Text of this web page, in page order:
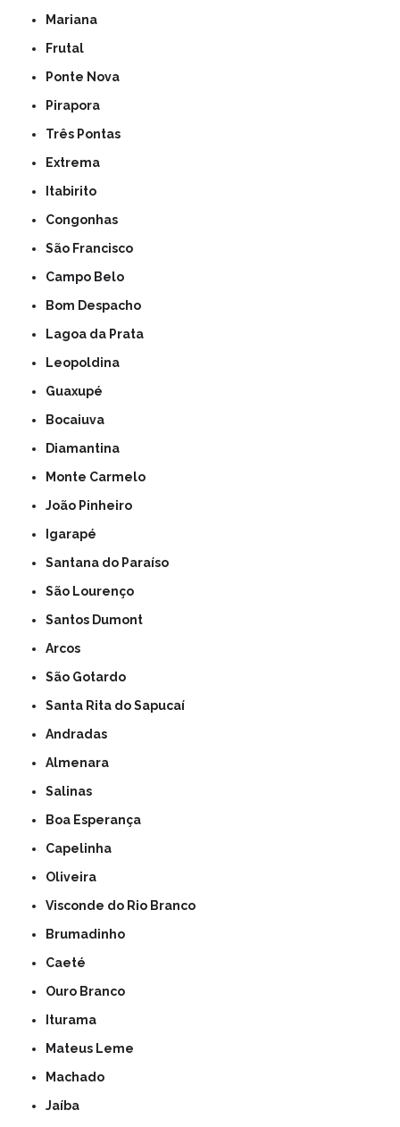
Mariana
Frutal
Ponte Nova
Pirapora
Três Pontas
Extrema
Itabirito
Congonhas
São Francisco
Campo Belo
Bom Despacho
Lagoa da Prata
Leopoldina
Guaxupé
Bocaiuva
Diamantina
Monte Carmelo
João Pinheiro
Igarapé
Santana do Paraíso
São Lourenço
Santos Dumont
Arcos
São Gotardo
Santa Rita do Sapucaí
Andradas
Almenara
Salinas
Boa Esperança
Capelinha
Oliveira
Visconde do Rio Branco
Brumadinho
Caeté
Ouro Branco
Iturama
Mateus Leme
Machado
Jaíba